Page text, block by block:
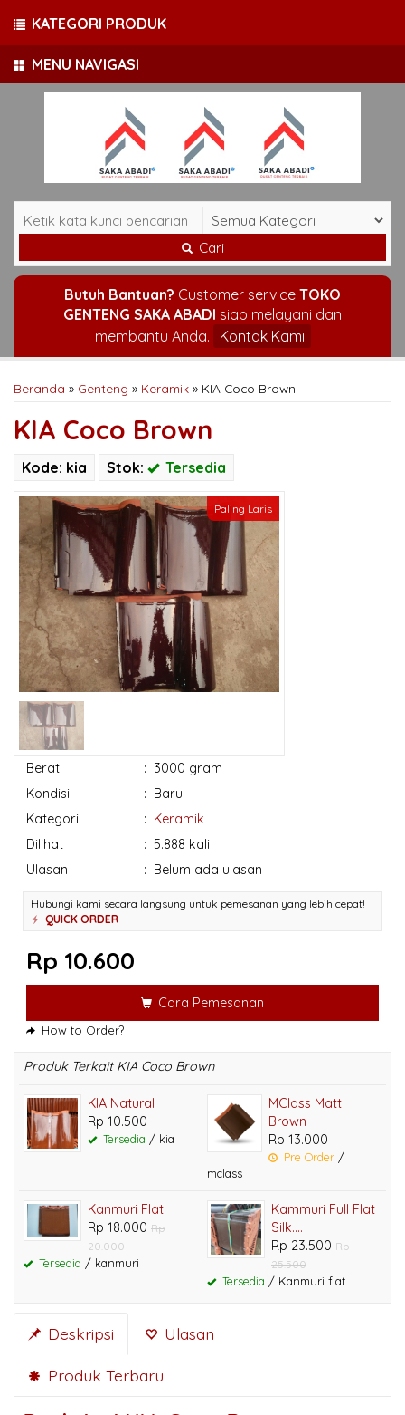
MENU NAVIGASI
Cari
Butuh Bantuan? Customer service TOKO
GENTENG SAKA ABADI siap melayani dan
membantu Anda.
Kontak Kami
Beranda » Genteng » Keramik » KIA Coco Brown
KIA Coco Brown
Kode: kia Stok: Tersedia
Paling Laris
Berat : 3000 gram
Kondisi
: Baru
Kategori
: Keramik
Dilihat
: 5.888 kali
Ulasan
: Belum ada ulasan
Hubungi kami secara langsung untuk pemesanan yang lebih cepat!
QUICK ORDER
Rp 10.600
Cara Pemesanan
How to Order?
Produk Terkait KIA Coco Brown
KIA Natural
Rp 10.500
Tersedia / kia
MClass Matt
Brown
Rp 13.000
Pre Order /
mclass
Kanmuri Flat
Rp 18.000 Rp
20.000
Tersedia / kanmuri
Kammuri Full Flat
Silk....
Rp 23.500 Rp
25.500
Tersedia / Kanmuri flat
Deskripsi Ulasan
Produk Terbaru
KATEGORI PRODUK